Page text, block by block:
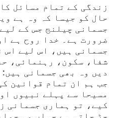
زندگی کے تمام مسائل
حال کو جیسا کہ وہ ہے
جسمانی چیلنج جس کے
ضرورت ہے۔ خدا روح ہے
جسمانی ہیں، اس لیے اس
شفا، سکون، رہنمائی،
دیں وہ بھی جسمانی
جب ہم ان تمام قوانین
مسیحا سے پہلے نبیوں
کیے، تو ہماری جسمانی
جڑ جاتی ہے جہاں وہ